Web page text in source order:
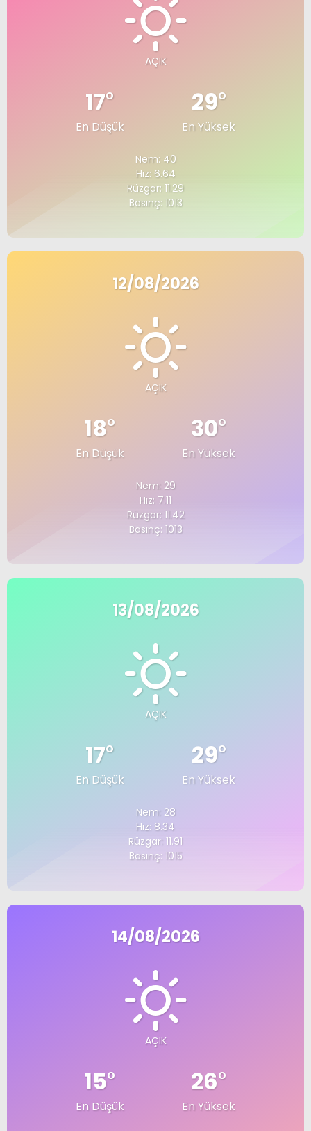
AÇIK
17°
En Düşük
29°
En Yüksek
Nem: 40
Hız: 6.64
Rüzgar: 11.29
Basınç: 1013
12/08/2026
AÇIK
18°
En Düşük
30°
En Yüksek
Nem: 29
Hız: 7.11
Rüzgar: 11.42
Basınç: 1013
13/08/2026
AÇIK
17°
En Düşük
29°
En Yüksek
Nem: 28
Hız: 8.34
Rüzgar: 11.91
Basınç: 1015
14/08/2026
AÇIK
15°
En Düşük
26°
En Yüksek